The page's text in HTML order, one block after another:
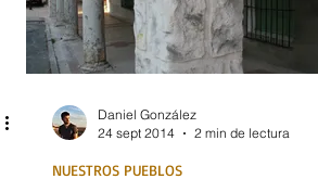
Daniel González
24 sept 2014
2 min de lectura
NUESTROS PUEBLOS